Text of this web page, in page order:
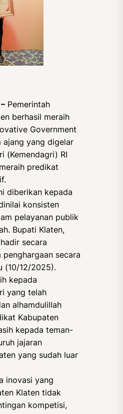
Pemerintah
berhasil meraih
Government
ajang yang digelar
(Kemendagri) RI
predikat
diberikan kepada
konsisten
pelayanan publik
Bupati Klaten,
secara
secara
(10/12/2025).
kepada
yang telah
alhamdulillah
Kabupaten
kepada teman-
jajaran
yang sudah luar
inovasi yang
Klaten tidak
kompetisi,